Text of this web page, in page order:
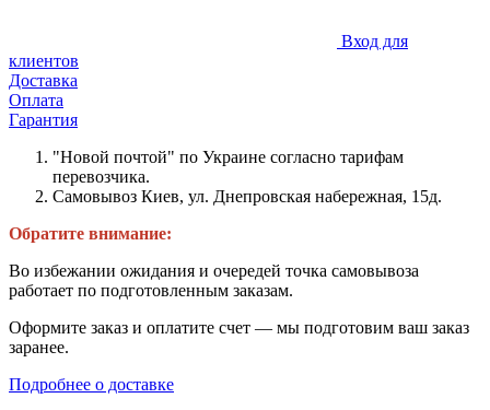
Вход для
клиентов
Доставка
Оплата
Гарантия
"Новой почтой" по Украине согласно тарифам
перевозчика.
Самовывоз Киев, ул. Днепровская набережная, 15д.
Обратите внимание:
Во избежании ожидания и очередей точка самовывоза
работает по подготовленным заказам.
Оформите заказ и оплатите счет — мы подготовим ваш заказ
заранее.
Подробнее о доставке